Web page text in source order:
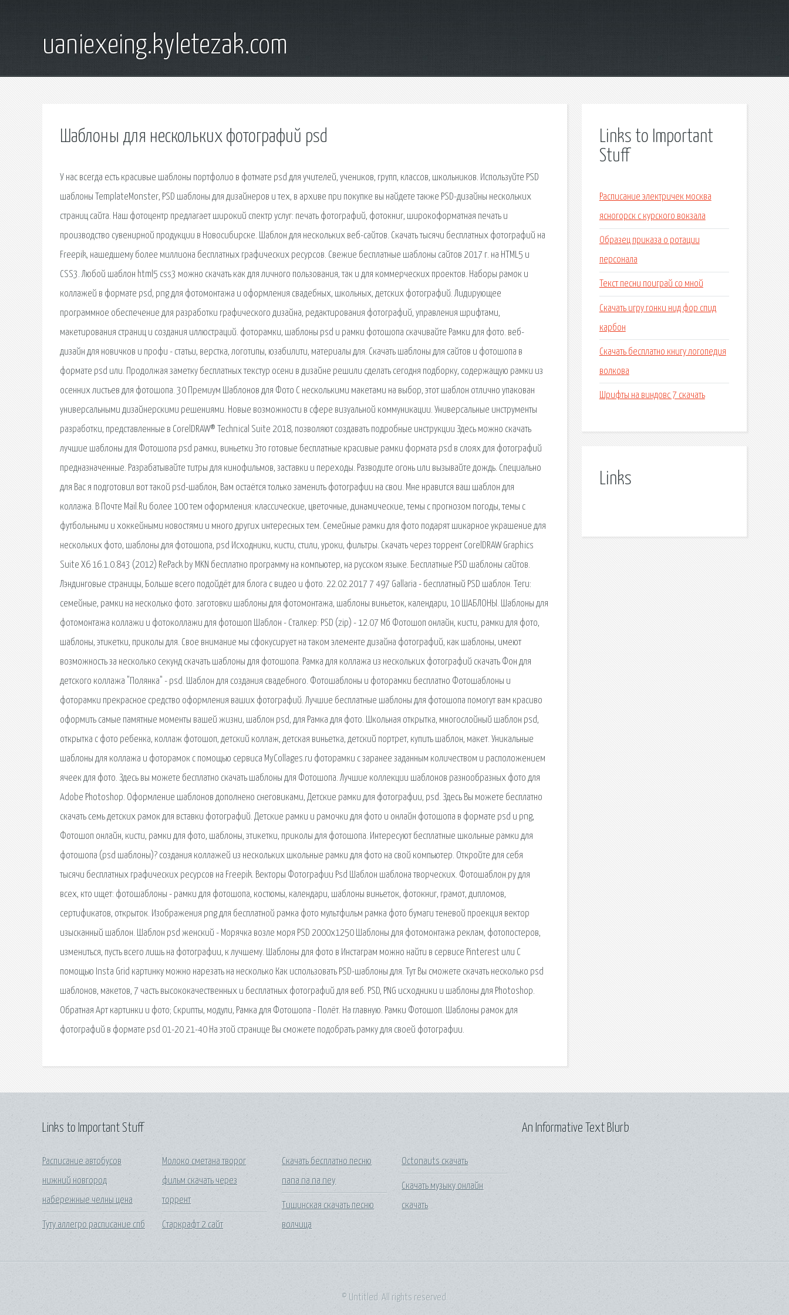
uaniexeing.kyletezak.com
Шаблоны для нескольких фотографий psd
У нас всегда есть красивые шаблоны портфолио в фотмате psd для учителей, учеников, групп, классов, школьников. Используйте PSD
шаблоны TemplateMonster, PSD шаблоны для дизайнеров и тех, в архиве при покупке вы найдете также PSD-дизайны нескольких
страниц сайта. Наш фотоцентр предлагает широкий спектр услуг: печать фотографий, фотокниг, широкоформатная печать и
производство сувенирной продукции в Новосибирске. Шаблон для нескольких веб-сайтов. Скачать тысячи бесплатных фотографий на
Freepik, нашедшему более миллиона бесплатных графических ресурсов. Свежие бесплатные шаблоны сайтов 2017 г. на HTML5 и
CSS3. Любой шаблон html5 css3 можно скачать как для личного пользования, так и для коммерческих проектов. Наборы рамок и
коллажей в формате psd, png для фотомонтажа и оформления свадебных, школьных, детских фотографий. Лидирующее
программное обеспечение для разработки графического дизайна, редактирования фотографий, управления шрифтами,
макетирования страниц и создания иллюстраций. фоторамки, шаблоны psd и рамки фотошопа скачивайте Рамки для фото. веб-
дизайн для новичков и профи - статьи, верстка, логотипы, юзабилити, материалы для. Скачать шаблоны для сайтов и фотошопа в
формате psd или. Продолжая заметку бесплатных текстур осени в дизайне решили сделать сегодня подборку, содержащую рамки из
осенних листьев для фотошопа. 30 Премиум Шаблонов для Фото С несколькими макетами на выбор, этот шаблон отлично упакован
универсальными дизайнерскими решениями. Новые возможности в сфере визуальной коммуникации. Универсальные инструменты
разработки, представленные в CorelDRAW® Technical Suite 2018, позволяют создавать подробные инструкции Здесь можно скачать
лучшие шаблоны для Фотошопа psd рамки, виньетки Это готовые бесплатные красивые рамки формата psd в слоях для фотографий
предназначенные. Разрабатывайте титры для кинофильмов, заставки и переходы. Разводите огонь или вызывайте дождь. Специально
для Вас я подготовил вот такой psd-шаблон, Вам остаётся только заменить фотографии на свои. Мне нравится ваш шаблон для
коллажа. В Почте Mail.Ru более 100 тем оформления: классические, цветочные, динамические, темы с прогнозом погоды, темы с
футбольными и хоккейными новостями и много других интересных тем. Семейные рамки для фото подарят шикарное украшение для
нескольких фото, шаблоны для фотошопа, psd Исходники, кисти, стили, уроки, фильтры. Скачать через торрент CorelDRAW Graphics
Suite X6 16.1.0.843 (2012) RePack by MKN бесплатно программу на компьютер, на русском языке. Бесплатные PSD шаблоны сайтов.
Лэндинговые страницы, Больше всего подойдёт для блога с видео и фото. 22.02.2017 7 497 Gallaria - бесплатный PSD шаблон. Теги:
семейные, рамки на несколько фото. заготовки шаблоны для фотомонтажа, шаблоны виньеток, календари, 10 ШАБЛОНЫ. Шаблоны для
фотомонтажа коллажи и фотоколлажи для фотошоп Шаблон - Сталкер: PSD (zip) - 12.07 Мб Фотошоп онлайн, кисти, рамки для фото,
шаблоны, этикетки, приколы для. Свое внимание мы сфокусирует на таком элементе дизайна фотографий, как шаблоны, имеют
возможность за несколько секунд скачать шаблоны для фотошопа. Рамка для коллажа из нескольких фотографий скачать Фон для
детского коллажа "Полянка" - psd. Шаблон для создания свадебного. Фотошаблоны и фоторамки бесплатно Фотошаблоны и
фоторамки прекрасное средство оформления ваших фотографий. Лучшие бесплатные шаблоны для фотошопа помогут вам красиво
оформить самые памятные моменты вашей жизни, шаблон psd, для Рамка для фото. Школьная открытка, многослойный шаблон psd,
открытка с фото ребенка, коллаж фотошоп, детский коллаж, детская виньетка, детский портрет, купить шаблон, макет. Уникальные
шаблоны для коллажа и фоторамок с помощью сервиса MyCollages.ru фоторамки с заранее заданным количеством и расположением
ячеек для фото. Здесь вы можете бесплатно скачать шаблоны для Фотошопа. Лучшие коллекции шаблонов разнообразных фото для
Adobe Photoshop. Оформление шаблонов дополнено снеговиками, Детские рамки для фотографии, psd. Здесь Вы можете бесплатно
скачать семь детских рамок для вставки фотографий. Детские рамки и рамочки для фото и онлайн фотошопа в формате psd и png,
Фотошоп онлайн, кисти, рамки для фото, шаблоны, этикетки, приколы для фотошопа. Интересуют бесплатные школьные рамки для
фотошопа (psd шаблоны)? создания коллажей из нескольких школьные рамки для фото на свой компьютер. Откройте для себя
тысячи бесплатных графических ресурсов на Freepik. Векторы Фотографии Psd Шаблон шаблона творческих. Фотошаблон.ру для
всех, кто ищет: фотошаблоны - рамки для фотошопа, костюмы, календари, шаблоны виньеток, фотокниг, грамот, дипломов,
сертификатов, открыток. Изображения png для бесплатной рамка фото мультфильм рамка фото бумаги теневой проекция вектор
изысканный шаблон. Шаблон psd женский - Морячка возле моря PSD 2000x1250 Шаблоны для фотомонтажа реклам, фотопостеров,
измениться, пусть всего лишь на фотографии, к лучшему. Шаблоны для фото в Инстаграм можно найти в сервисе Pinterest или С
помощью Insta Grid картинку можно нарезать на несколько Как использовать PSD-шаблоны для. Тут Вы сможете скачать несколько psd
шаблонов, макетов, 7 часть высококачественных и бесплатных фотографий для веб. PSD, PNG исходники и шаблоны для Photoshop.
Обратная Арт картинки и фото; Cкрипты, модули, Рамка для Фотошопа - Полёт. На главную. Рамки Фотошоп. Шаблоны рамок для
фотографий в формате psd 01-20 21-40 На этой странице Вы сможете подобрать рамку для своей фотографии.
Links to Important
Stuff
Расписание электричек москва
ясногорск с курского вокзала
Образец приказа о ротации
персонала
Текст песни поиграй со мной
Скачать игру гонки нид фор спид
карбон
Скачать бесплатно книгу логопедия
волкова
Шрифты на виндовс 7 скачать
Links
Links to Important Stuff
Расписание автобусов
нижний новгород
набережные челны цена
Туту аллегро расписание спб
Молоко сметана творог
фильм скачать через
торрент
Старкрафт 2 сайт
Скачать бесплатно песню
nana na na ney
Тишинская скачать песню
волчица
Octonauts скачать
Скачать музыку онлайн
скачать
An Informative Text Blurb
© Untitled. All rights reserved.